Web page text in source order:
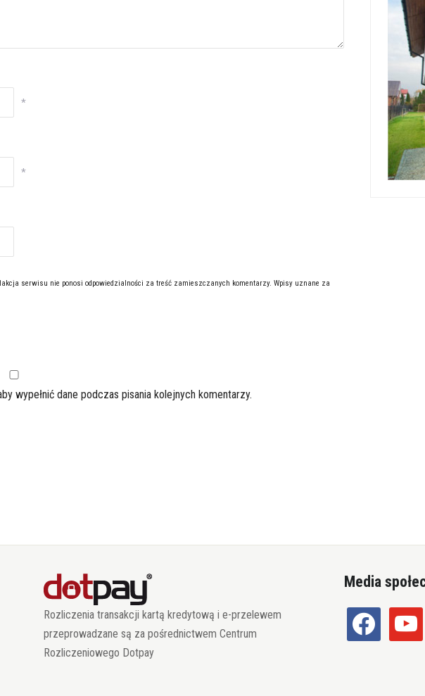
*
*
serwisu nie ponosi odpowiedzialności za treść zamieszczanych komentarzy. Wpisy uznane za
wypełnić dane podczas pisania kolejnych komentarzy.
Rozliczenia transakcji kartą kredytową i e-przelewem
przeprowadzane są za pośrednictwem Centrum
Rozliczeniowego Dotpay
Media
facebook youtube